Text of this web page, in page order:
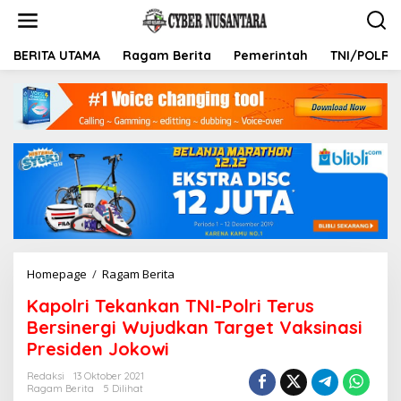
t
BERITA UTAMA Ragam Berita Pemerintah TNI/POLRI
Homepage / Ragam Berita
p
o
l
Kapolri Tekankan TNI-Polri Terus
Bersinergi Wujudkan Target Vaksinasi
Presiden Jokowi
Redaksi
13 Oktober 2021
Ragam Berita
5 Dilihat